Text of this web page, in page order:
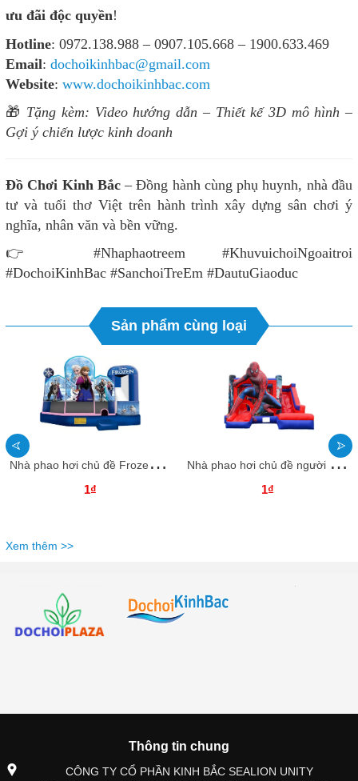
ưu đãi độc quyền!
Hotline: 0972.138.988 – 0907.105.668 – 1900.633.469
Email: dochoikinhbac@gmail.com
Website: www.dochoikinhbac.com
🎁 Tặng kèm: Video hướng dẫn – Thiết kế 3D mô hình –
Gợi ý chiến lược kinh doanh
Đồ Chơi Kinh Bắc– Đồng hành cùng phụ huynh, nhà đầu
tư và tuổi thơ Việt trên hành trình xây dựng sân chơi ý
nghĩa, nhân văn và bền vững.
👉 #Nhaphaotreem #KhuvuichoiNgoaitroi
#DochoiKinhBac #SanchoiTreEm #DautuGiaoduc
Sản phẩm cùng loại
N
hà phao hơi chủ đề Frozen NHNPKB35 Dochoikinhbac Trò chơi vận động siêu hấp dẫn
1₫
N
hà phao hơi chủ đề người nhện NHNPKB34 Dochoikinhbac Trò chơi vận động siêu hấp dẫn
1₫
Xem thêm >>
Thông tin chung
CÔNG TY CỔ PHẦN KINH BẮC SEALION UNITY